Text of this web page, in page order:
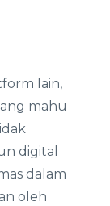
lain,
mahu
digital
dalam
oleh